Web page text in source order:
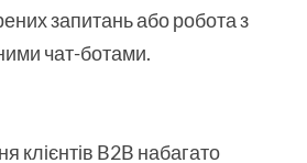
запитань або робота з
чат-ботами.
клієнтів B2B набагато